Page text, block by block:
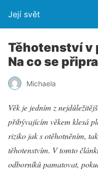
Její svět
Těhotenství v
Na co se
Michaela
Věk je jedním z
přibývajícím věkem klesá
riziko jak s otěhotněním,
těhotenstvím. V tomto
odborníků pamatovat,